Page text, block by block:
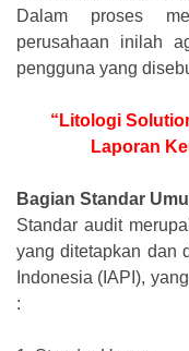
Dalam proses
perusahaan inilah
pengguna yang
“Litologi
Laporan
Bagian Standar
Standar audit
yang ditetapkan dan
Indonesia (IAPI),
: